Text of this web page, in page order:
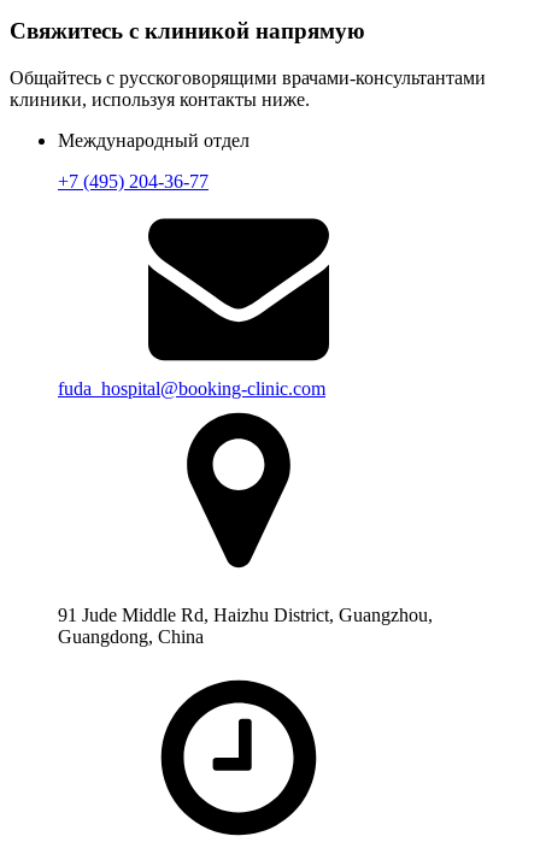
Свяжитесь с клиникой напрямую
Общайтесь с русскоговорящими врачами-консультантами
клиники, используя контакты ниже.
Международный отдел
+7 (495) 204-36-77
fuda_hospital@booking-clinic.com
91 Jude Middle Rd, Haizhu District, Guangzhou,
Guangdong, China